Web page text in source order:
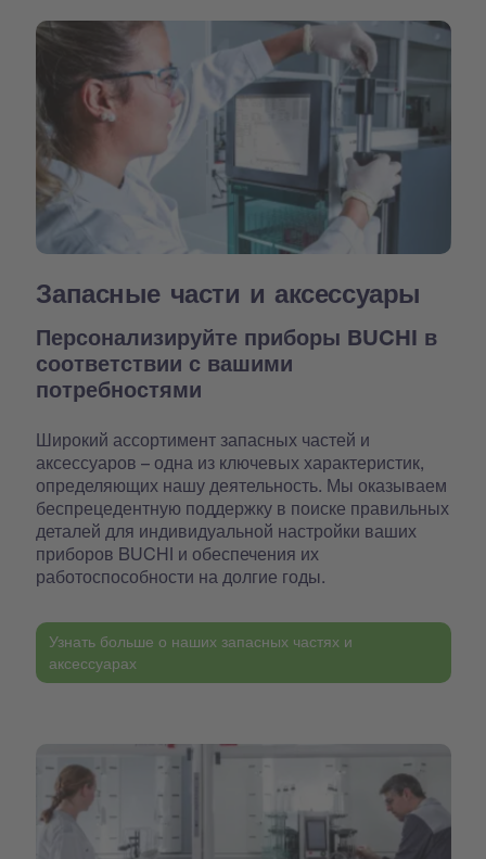
Запасные части и аксессуары
Персонализируйте приборы BUCHI в
соответствии с вашими
потребностями
Широкий ассортимент запасных частей и
аксессуаров – одна из ключевых характеристик,
определяющих нашу деятельность. Мы оказываем
беспрецедентную поддержку в поиске правильных
деталей для индивидуальной настройки ваших
приборов BUCHI и обеспечения их
работоспособности на долгие годы.
Узнать больше о наших запасных частях и
аксессуарах